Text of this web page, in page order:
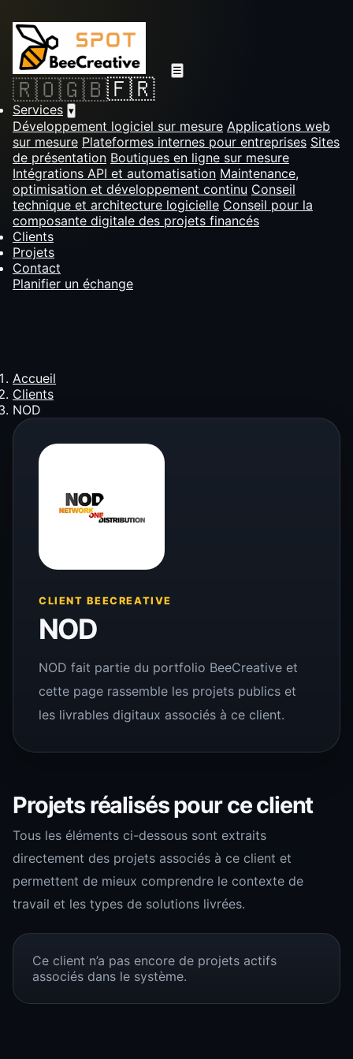
☰
🇷🇴🇬🇧🇫🇷
Services ▾
Développement logiciel sur mesure Applications web
sur mesure Plateformes internes pour entreprises Sites
de présentation Boutiques en ligne sur mesure
Intégrations API et automatisation Maintenance,
optimisation et développement continu Conseil
technique et architecture logicielle Conseil pour la
composante digitale des projets financés
Clients
Projets
Contact
Planifier un échange
Accueil
Clients
NOD
CLIENT BEECREATIVE
NOD
NOD fait partie du portfolio BeeCreative et
cette page rassemble les projets publics et
les livrables digitaux associés à ce client.
Projets réalisés pour ce client
Tous les éléments ci-dessous sont extraits
directement des projets associés à ce client et
permettent de mieux comprendre le contexte de
travail et les types de solutions livrées.
Ce client n’a pas encore de projets actifs
associés dans le système.